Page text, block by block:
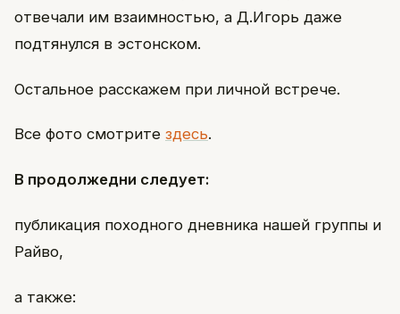
отвечали им взаимностью, а Д.Игорь даже
подтянулся в эстонском.
Остальное расскажем при личной встрече.
Все фото смотрите здесь.
В продолжедни следует:
публикация походного дневника нашей группы и
Райво,
а также: